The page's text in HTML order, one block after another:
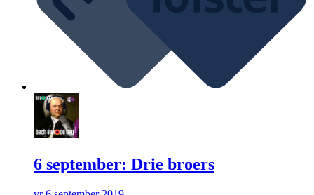
6 september: Drie broers